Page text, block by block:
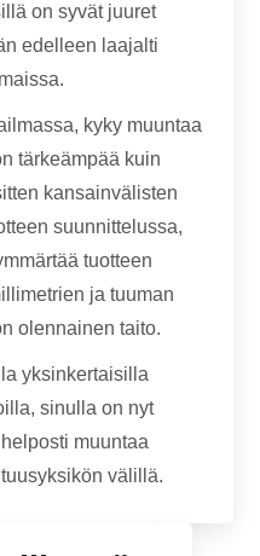
on syvät juuret
edelleen laajalti
kyky muuntaa
tärkeämpää kuin
kansainvälisten
suunnittelussa,
tuotteen
ja tuuman
olennainen taito.
yksinkertaisilla
sinulla on nyt
muuntaa
välillä.